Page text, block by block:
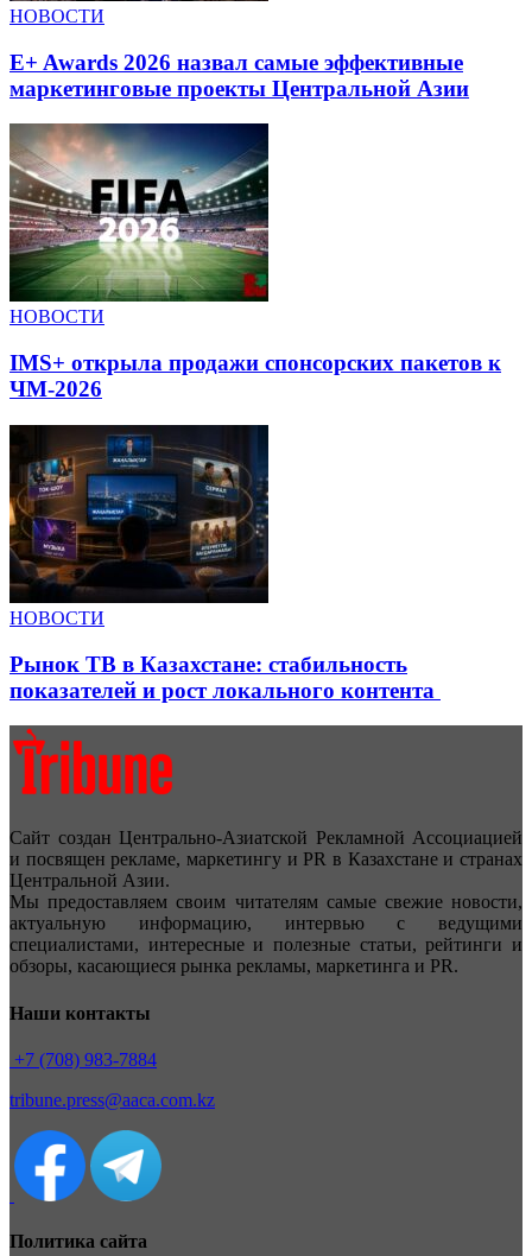
НОВОСТИ
E+ Awards 2026 назвал самые эффективные
маркетинговые проекты Центральной Азии
НОВОСТИ
IMS+ открыла продажи спонсорских пакетов к
ЧМ-2026
НОВОСТИ
Рынок ТВ в Казахстане: стабильность
показателей и рост локального контента
Сайт создан Центрально-Азиатской Рекламной Ассоциацией
и посвящен рекламе, маркетингу и PR в Казахстане и странах
Центральной Азии.
Мы предоставляем своим читателям самые свежие новости,
актуальную информацию, интервью с ведущими
специалистами, интересные и полезные статьи, рейтинги и
обзоры, касающиеся рынка рекламы, маркетинга и PR.
Наши контакты
+7 (708) 983-7884
tribune.press@aaca.com.kz
Политика сайта